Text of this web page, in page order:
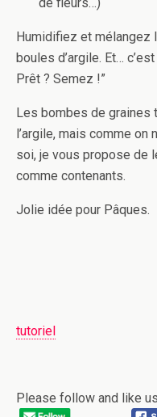
de fleurs…)
Humidifiez et
boules d’argile. Et…
Prêt ? Semez !”
Les bombes de
l’argile, mais comme on
soi, je vous propose de
comme contenants.
Jolie idée pour Pâques.
tutoriel
Please follow and like